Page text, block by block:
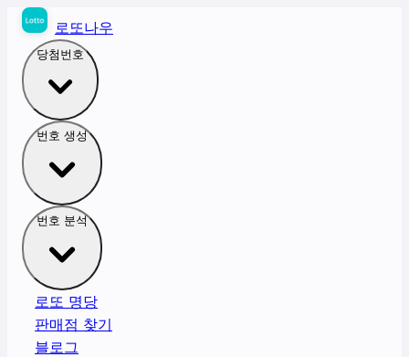
로또나우
당첨번호
번호 생성
번호 분석
로또 명당
판매점 찾기
블로그